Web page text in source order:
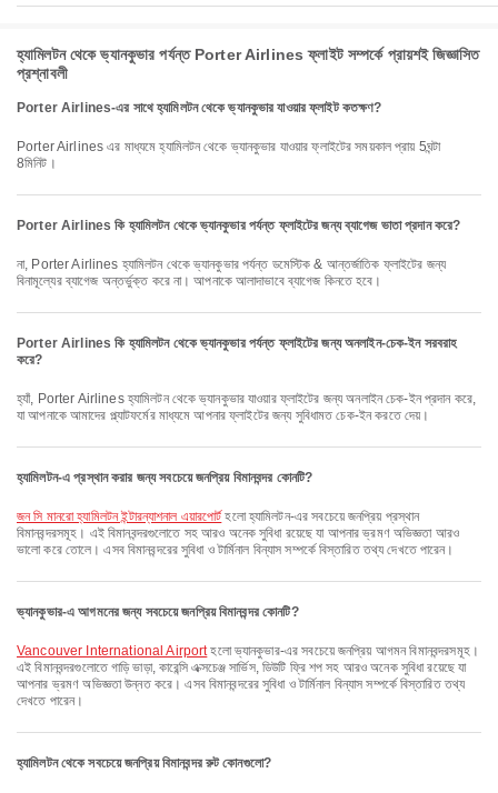
হ্যামিলটন থেকে ভ্যানকুভার পর্যন্ত Porter Airlines ফ্লাইট সম্পর্কে প্রায়শই জিজ্ঞাসিত
প্রশ্নাবলী
Porter Airlines-এর সাথে হ্যামিলটন থেকে ভ্যানকুভার যাওয়ার ফ্লাইট কতক্ষণ?
Porter Airlines এর মাধ্যমে হ্যামিলটন থেকে ভ্যানকুভার যাওয়ার ফ্লাইটের সময়কাল প্রায় 5ঘন্টা
8মিনিট।
Porter Airlines কি হ্যামিলটন থেকে ভ্যানকুভার পর্যন্ত ফ্লাইটের জন্য ব্যাগেজ ভাতা প্রদান করে?
না, Porter Airlines হ্যামিলটন থেকে ভ্যানকুভার পর্যন্ত ডমেস্টিক & আন্তর্জাতিক ফ্লাইটের জন্য
বিনামূল্যের ব্যাগেজ অন্তর্ভুক্ত করে না। আপনাকে আলাদাভাবে ব্যাগেজ কিনতে হবে।
Porter Airlines কি হ্যামিলটন থেকে ভ্যানকুভার পর্যন্ত ফ্লাইটের জন্য অনলাইন-চেক-ইন সরবরাহ
করে?
হ্যাঁ, Porter Airlines হ্যামিলটন থেকে ভ্যানকুভার যাওয়ার ফ্লাইটের জন্য অনলাইন চেক-ইন প্রদান করে,
যা আপনাকে আমাদের প্ল্যাটফর্মের মাধ্যমে আপনার ফ্লাইটের জন্য সুবিধামত চেক-ইন করতে দেয়।
হ্যামিলটন-এ প্রস্থান করার জন্য সবচেয়ে জনপ্রিয় বিমানবন্দর কোনটি?
জন সি মানরো হ্যামিলটন ইন্টারন্যাশনাল এয়ারপোর্ট হলো হ্যামিলটন-এর সবচেয়ে জনপ্রিয় প্রস্থান
বিমানবন্দরসমূহ। এই বিমানবন্দরগুলোতে সহ আরও অনেক সুবিধা রয়েছে যা আপনার ভ্রমণ অভিজ্ঞতা আরও
ভালো করে তোলে। এসব বিমানবন্দরের সুবিধা ও টার্মিনাল বিন্যাস সম্পর্কে বিস্তারিত তথ্য দেখতে পারেন।
ভ্যানকুভার-এ আগমনের জন্য সবচেয়ে জনপ্রিয় বিমানবন্দর কোনটি?
Vancouver International Airportহলো ভ্যানকুভার-এর সবচেয়ে জনপ্রিয় আগমন বিমানবন্দরসমূহ।
এই বিমানবন্দরগুলোতে গাড়ি ভাড়া, কারেন্সি এক্সচেঞ্জ সার্ভিস, ডিউটি ফ্রি শপ সহ আরও অনেক সুবিধা রয়েছে যা
আপনার ভ্রমণ অভিজ্ঞতা উন্নত করে। এসব বিমানবন্দরের সুবিধা ও টার্মিনাল বিন্যাস সম্পর্কে বিস্তারিত তথ্য
দেখতে পারেন।
হ্যামিলটন থেকে সবচেয়ে জনপ্রিয় বিমানবন্দর রুট কোনগুলো?